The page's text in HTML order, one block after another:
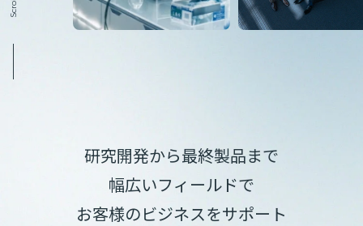
研究開発から最終製品まで
幅広いフィールドで
お客様のビジネスをサポート